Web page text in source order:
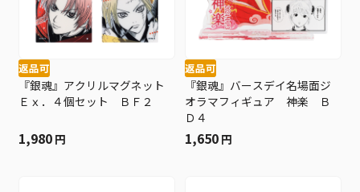
返品可
『銀魂』アクリルマグネット
Ｅｘ．４個セット ＢＦ２
1,980 円
返品可
『銀魂』バースデイ名場面ジ
オラマフィギュア 神楽 Ｂ
Ｄ４
1,650 円